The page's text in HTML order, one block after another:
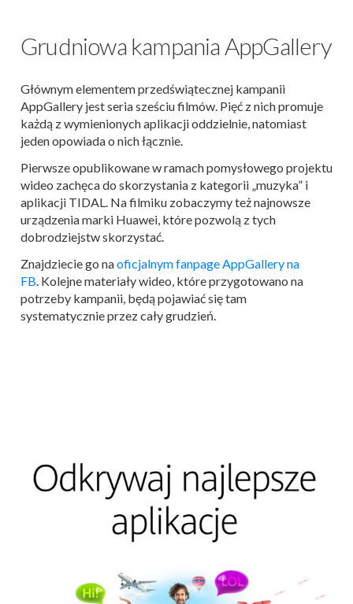
Grudniowa kampania AppGallery
Głównym elementem przedświątecznej kampanii
AppGallery jest seria sześciu filmów. Pięć z nich promuje
każdą z wymienionych aplikacji oddzielnie, natomiast
jeden opowiada o nich łącznie.
Pierwsze opublikowane w ramach pomysłowego projektu
wideo zachęca do skorzystania z kategorii „muzyka” i
aplikacji TIDAL. Na filmiku zobaczymy też najnowsze
urządzenia marki Huawei, które pozwolą z tych
dobrodziejstw skorzystać.
Znajdziecie go naoficjalnym fanpage AppGallery na
FB. Kolejne materiały wideo, które przygotowano na
potrzeby kampanii, będą pojawiać się tam
systematycznie przez cały grudzień.